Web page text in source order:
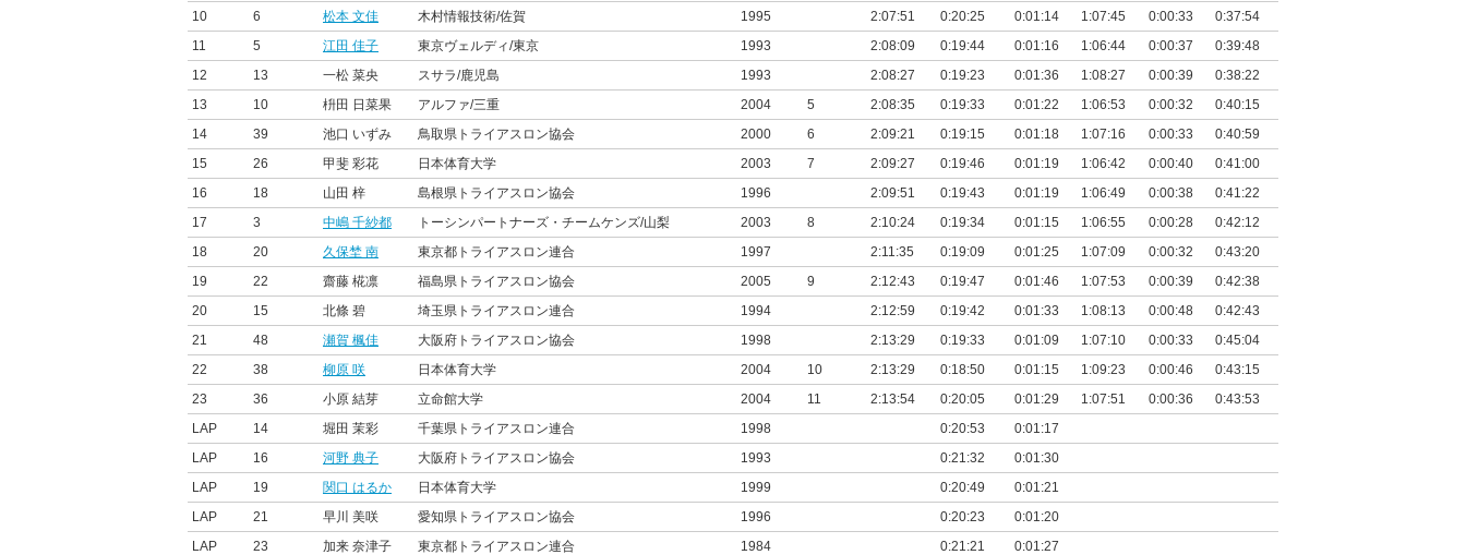
10
6 松本 文佳 木村情報技術/佐賀 1995 2:07:51 0:20:25 0:01:14 1:07:45 0:00:33
0:37:54
11
5 江田 佳子 東京ヴェルディ/東京 1993 2:08:09 0:19:44 0:01:16 1:06:44 0:00:37
0:39:48
12
13 一松 菜央 スサラ/鹿児島 1993 2:08:27 0:19:23 0:01:36 1:08:27 0:00:39
0:38:22
13
10 枡田 日菜果 アルファ/三重 2004 5 2:08:35 0:19:33 0:01:22 1:06:53 0:00:32
0:40:15
14
39 池口 いずみ 鳥取県トライアスロン協会 2000 6 2:09:21 0:19:15 0:01:18 1:07:16 0:00:33
0:40:59
15
26 甲斐 彩花 日本体育大学 2003 7 2:09:27 0:19:46 0:01:19 1:06:42 0:00:40
0:41:00
16
18 山田 梓 島根県トライアスロン協会 1996 2:09:51 0:19:43 0:01:19 1:06:49 0:00:38
0:41:22
17
3 中嶋 千紗都 トーシンパートナーズ・チームケンズ/山梨 2003 8 2:10:24 0:19:34 0:01:15 1:06:55 0:00:28
0:42:12
18
20 久保埜 南 東京都トライアスロン連合 1997 2:11:35 0:19:09 0:01:25 1:07:09 0:00:32
0:43:20
19
22 齋藤 椛凛 福島県トライアスロン協会 2005 9 2:12:43 0:19:47 0:01:46 1:07:53 0:00:39
0:42:38
20
15 北條 碧 埼玉県トライアスロン連合 1994 2:12:59 0:19:42 0:01:33 1:08:13 0:00:48
0:42:43
21
48 瀬賀 楓佳 大阪府トライアスロン協会 1998 2:13:29 0:19:33 0:01:09 1:07:10 0:00:33
0:45:04
22
38 柳原 咲 日本体育大学 2004 10 2:13:29 0:18:50 0:01:15 1:09:23 0:00:46
0:43:15
23
36 小原 結芽 立命館大学 2004 11 2:13:54 0:20:05 0:01:29 1:07:51 0:00:36
0:43:53
LAP
14 堀田 茉彩 千葉県トライアスロン連合 1998 0:20:53
0:01:17
LAP
16 河野 典子 大阪府トライアスロン協会 1993 0:21:32
0:01:30
LAP
19 関口 はるか 日本体育大学 1999 0:20:49
0:01:21
LAP
21 早川 美咲 愛知県トライアスロン協会 1996 0:20:23
0:01:20
LAP
23 加来 奈津子 東京都トライアスロン連合 1984 0:21:21
0:01:27